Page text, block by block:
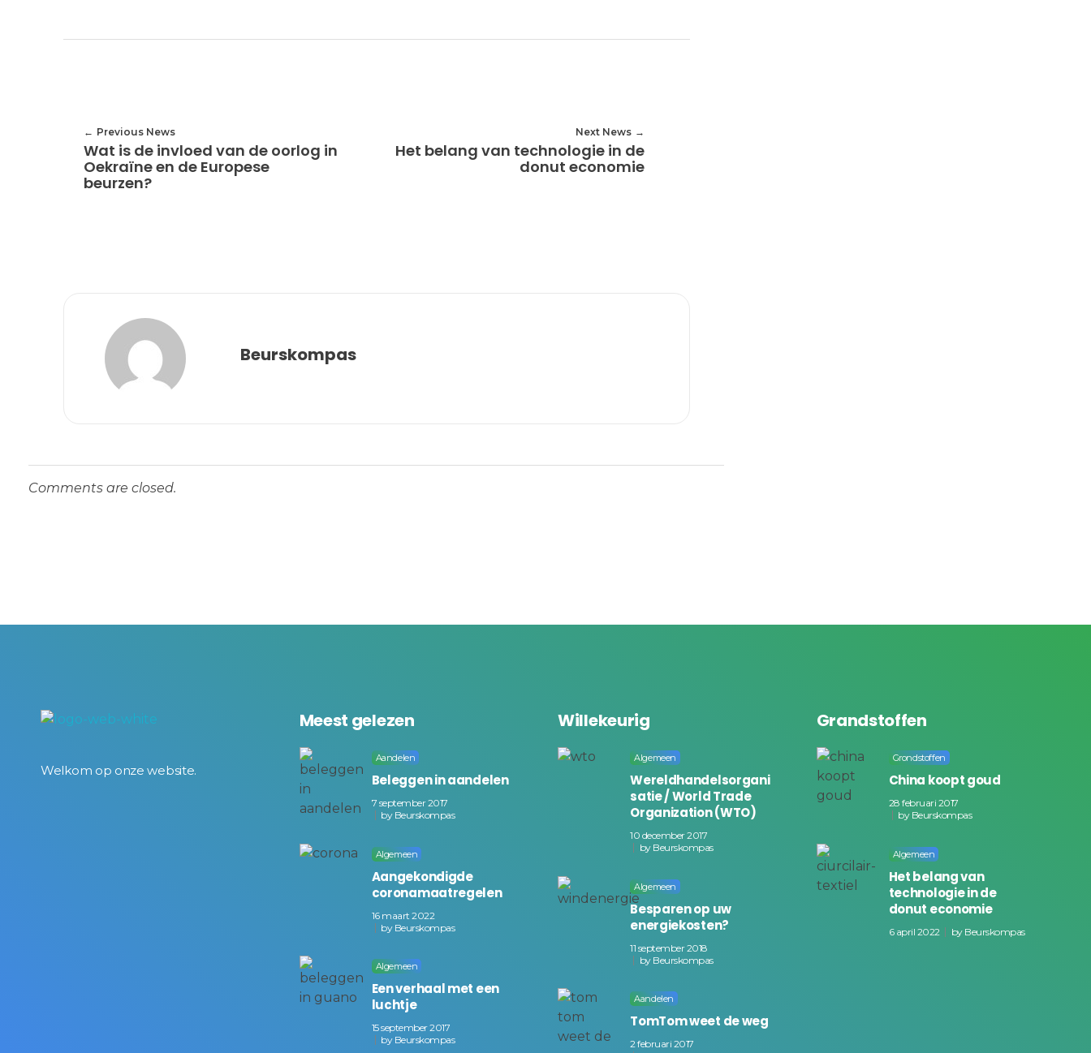
Previous News
Wat is de invloed van de oorlog in
Oekraïne en de Europese
beurzen?
Next News
Het belang van technologie in de
donut economie
Beurskompas
Comments are closed.
Welkom op onze website.
Meest gelezen
Aandelen
Beleggen in aandelen
7 september 2017
by Beurskompas
Algemeen
Aangekondigde
coronamaatregelen
16 maart 2022
by Beurskompas
Algemeen
Een verhaal met een
luchtje
15 september 2017
by Beurskompas
Willekeurig
Algemeen
Wereldhandelsorgani
satie / World Trade
Organization (WTO)
10 december 2017
by Beurskompas
Algemeen
Besparen op uw
energiekosten?
11 september 2018
by Beurskompas
Aandelen
TomTom weet de weg
2 februari 2017
Grandstoffen
Grondstoffen
China koopt goud
28 februari 2017
by Beurskompas
Algemeen
Het belang van
technologie in de
donut economie
6 april 2022 by Beurskompas